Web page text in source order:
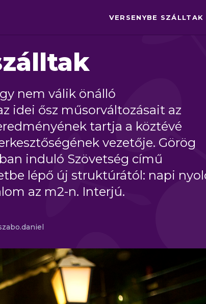
VERSENYBE SZÁLLTAK
nem válik önálló
idei ősz műsorváltozásait az
tartja a köztévé
vezetője. Görög
induló Szövetség című
lépő új struktúrától: napi
az m2-n. Interjú.